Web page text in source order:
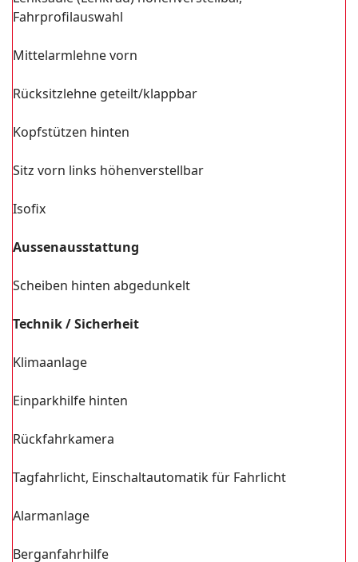
Fahrprofilauswahl
Mittelarmlehne vorn
Rücksitzlehne geteilt/klappbar
Kopfstützen hinten
Sitz vorn links höhenverstellbar
Isofix
Aussenausstattung
Scheiben hinten abgedunkelt
Technik / Sicherheit
Klimaanlage
Einparkhilfe hinten
Rückfahrkamera
Tagfahrlicht, Einschaltautomatik für Fahrlicht
Alarmanlage
Berganfahrhilfe